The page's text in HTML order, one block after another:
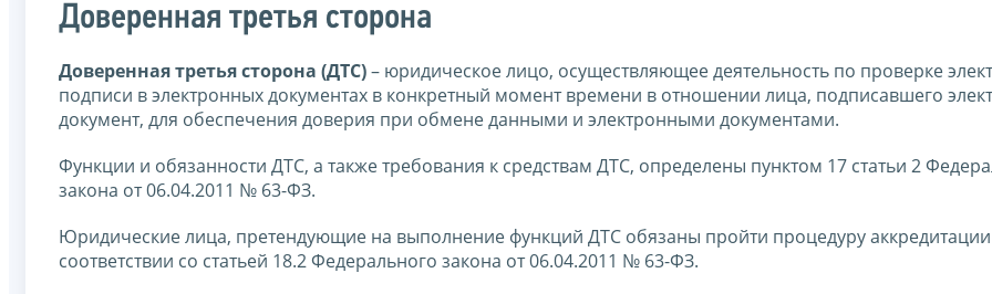
Доверенная третья сторона
Доверенная третья сторона (ДТС)– юридическое лицо, осуществляющее деятельность по проверке
подписи в электронных документах в конкретный момент времени в отношении лица, подписавшего
документ, для обеспечения доверия при обмене данными и электронными документами.
Функции и обязанности ДТС, а также требования к средствам ДТС, определены пунктом 17 статьи 2
закона от 06.04.2011 № 63-ФЗ.
Юридические лица, претендующие на выполнение функций ДТС обязаны пройти процедуру
соответствии со статьей 18.2 Федерального закона от 06.04.2011 № 63-ФЗ.